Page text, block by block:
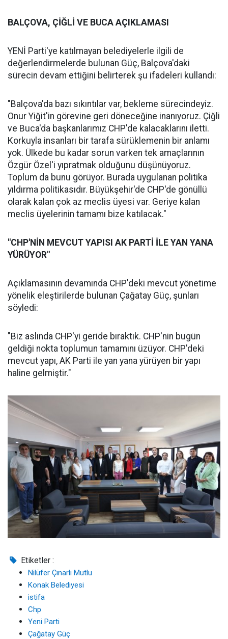
BALÇOVA, ÇİĞLİ VE BUCA AÇIKLAMASI
YENİ Parti'ye katılmayan belediyelerle ilgili de
değerlendirmelerde bulunan Güç, Balçova'daki
sürecin devam ettiğini belirterek şu ifadeleri kullandı:
"Balçova'da bazı sıkıntılar var, bekleme sürecindeyiz.
Onur Yiğit'in görevine geri döneceğine inanıyoruz. Çiğli
ve Buca'da başkanlarımız CHP'de kalacaklarını iletti.
Korkuyla insanları bir tarafa sürüklemenin bir anlamı
yok. Ülkede bu kadar sorun varken tek amaçlarının
Özgür Özel'i yıpratmak olduğunu düşünüyoruz.
Toplum da bunu görüyor. Burada uygulanan politika
yıldırma politikasıdır. Büyükşehir'de CHP'de gönüllü
olarak kalan çok az meclis üyesi var. Geriye kalan
meclis üyelerinin tamamı bize katılacak."
"CHP'NİN MEVCUT YAPISI AK PARTİ İLE YAN YANA
YÜRÜYOR"
Açıklamasının devamında CHP'deki mevcut yönetime
yönelik eleştirilerde bulunan Çağatay Güç, şunları
söyledi:
"Biz aslında CHP'yi geride bıraktık. CHP'nin bugün
geldiği nokta toplumun tamamını üzüyor. CHP'deki
mevcut yapı, AK Parti ile yan yana yürüyen bir yapı
haline gelmiştir."
Etiketler :
Nilüfer Çınarlı Mutlu
Konak Belediyesi
istifa
Chp
Yeni Parti
Çağatay Güç